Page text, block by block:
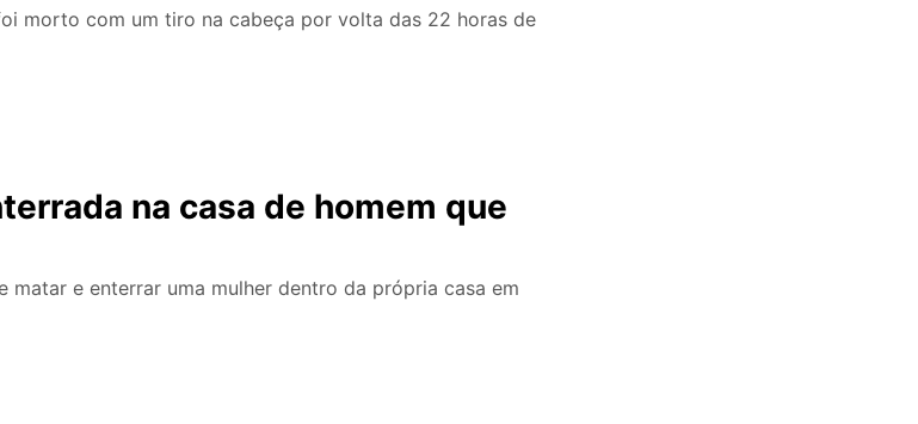
morto com um tiro na cabeça por volta das 22 horas de
na casa de homem que
matar e enterrar uma mulher dentro da própria casa em